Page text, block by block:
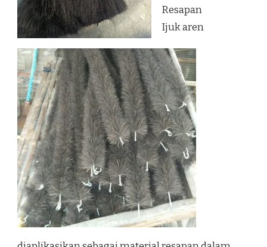
Resapan
Ijuk aren